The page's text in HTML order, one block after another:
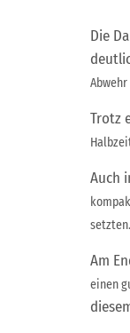
Die
Trotz
Auch
Am
einen